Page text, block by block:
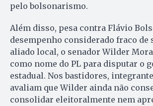
pelo bolsonarismo.
Além disso, pesa contra Flávio
desempenho considerado fraco
aliado local, o senador Wilder
como nome do PL para disputar o
estadual. Nos bastidores,
avaliam que Wilder ainda não
consolidar eleitoralmente nem